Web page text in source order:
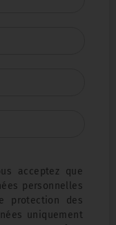
acceptez que
personnelles
protection des
uniquement